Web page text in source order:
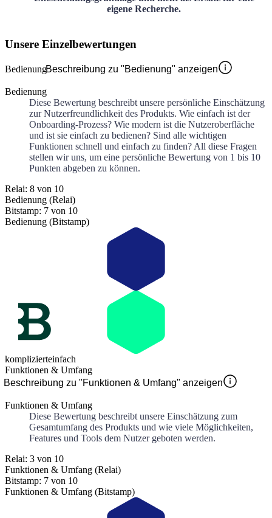
eigene Recherche.
Unsere Einzelbewertungen
BedienungBeschreibung zu "Bedienung" anzeigen
Bedienung
Diese Bewertung beschreibt unsere persönliche Einschätzung
zur Nutzerfreundlichkeit des Produkts. Wie einfach ist der
Onboarding-Prozess? Wie modern ist die Nutzeroberfläche
und ist sie einfach zu bedienen? Sind alle wichtigen
Funktionen schnell und einfach zu finden? All diese Fragen
stellen wir uns, um eine persönliche Bewertung von 1 bis 10
Punkten abgeben zu können.
Relai: 8 von 10
Bedienung (Relai)
Bitstamp: 7 von 10
Bedienung (Bitstamp)
komplizierteinfach
Funktionen & Umfang
Beschreibung zu "Funktionen & Umfang" anzeigen
Funktionen & Umfang
Diese Bewertung beschreibt unsere Einschätzung zum
Gesamtumfang des Produkts und wie viele Möglichkeiten,
Features und Tools dem Nutzer geboten werden.
Relai: 3 von 10
Funktionen & Umfang (Relai)
Bitstamp: 7 von 10
Funktionen & Umfang (Bitstamp)